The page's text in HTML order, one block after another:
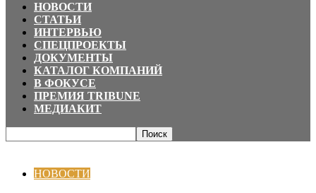
НОВОСТИ
СТАТЬИ
ИНТЕРВЬЮ
СПЕЦПРОЕКТЫ
ДОКУМЕНТЫ
КАТАЛОГ КОМПАНИЙ
В ФОКУСЕ
ПРЕМИЯ TRIBUNE
МЕДИАКИТ
НОВОСТИ